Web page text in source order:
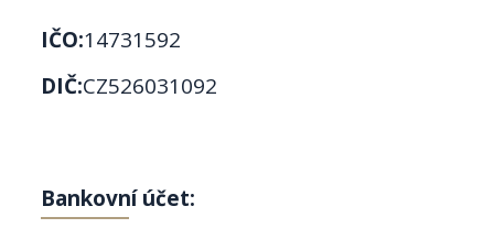
IČO:14731592
DIČ:CZ526031092
Bankovní účet: